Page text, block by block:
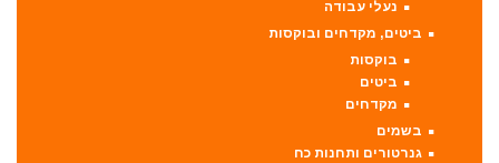
נעלי עבודה
ביטים, מקדחים ובוקסות
בוקסות
ביטים
מקדחים
בשמים
גנרטורים ותחנות כח